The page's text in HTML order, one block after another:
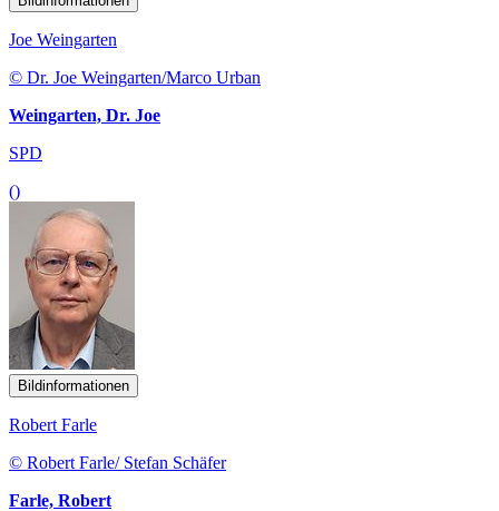
Joe Weingarten
© Dr. Joe Weingarten/Marco Urban
Weingarten, Dr. Joe
SPD
()
Bildinformationen
Robert Farle
© Robert Farle/ Stefan Schäfer
Farle, Robert